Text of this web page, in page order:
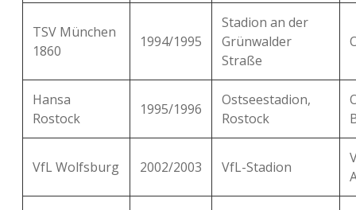
TSV München
1860
1994/1995
Stadion an der
Grünwalder
Straße
Hansa
Rostock
1995/1996
Ostseestadion,
Rostock
VfL Wolfsburg 2002/2003 VfL-Stadion